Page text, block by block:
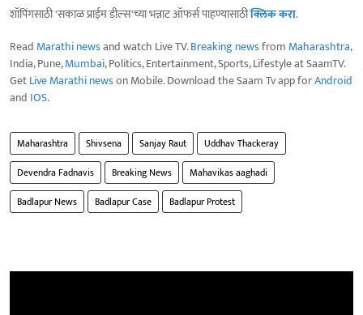
शॉपिंगसाठी 'सकाळ प्राईम डील्स'च्या भन्नाट ऑफर्स पाहण्यासाठीक्लिक करा.
Read Marathi newsand watch Live TV.Breaking newsfrom Maharashtra,
India, Pune,Mumbai, Politics, Entertainment, Sports, Lifestyle at SaamTV.
GetLive Marathi newson Mobile. Download the Saam Tv app forAndroid
and IOS.
Maharashtra Shivsena Sanjay Raut
Uddhav Thackeray
Devendra Fadnavis
Breaking News
Mahavikas aaghadi
Badlapur News
Badlapur Case Badlapur Protest